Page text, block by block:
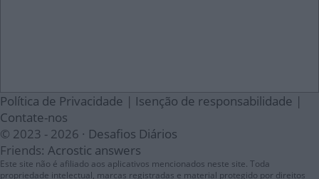
Política de Privacidade | Isenção de responsabilidade |
Contate-nos
© 2023 - 2026 · Desafios Diários
Friends: Acrostic answers
Este site não é afiliado aos aplicativos mencionados neste site. Toda
propriedade intelectual, marcas registradas e material protegido por direitos